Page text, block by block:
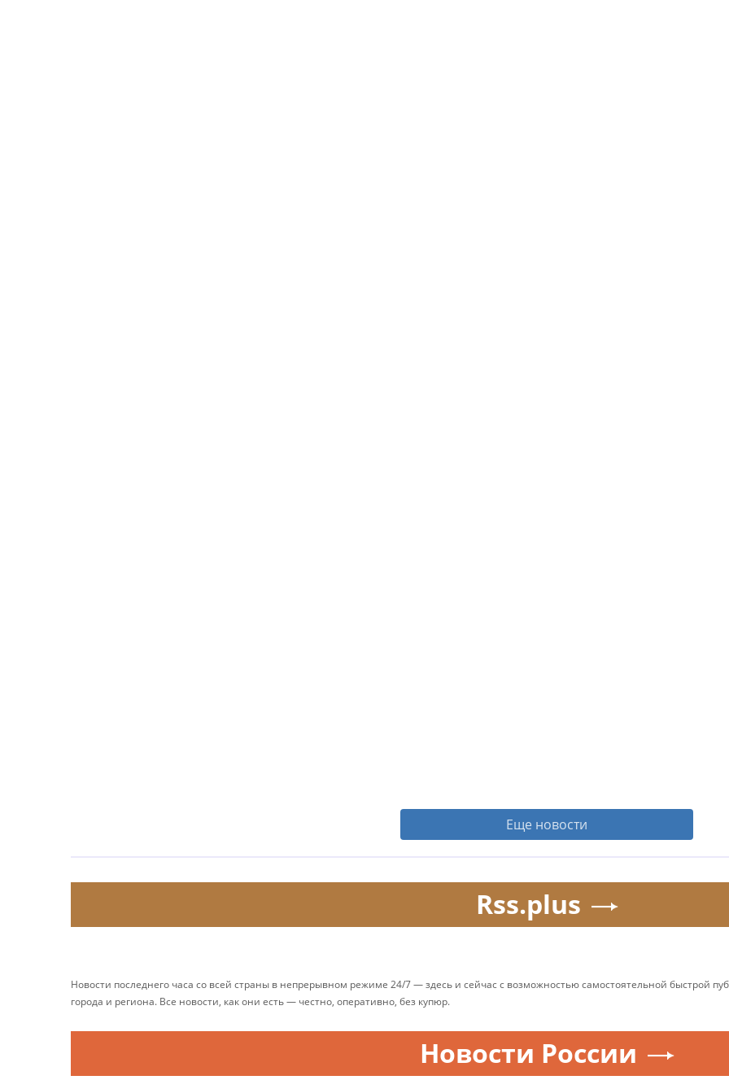
Еще новости
Rss.plus
Новости последнего часа со всей страны в непрерывном режиме 24/7 — здесь и сейчас с возможностью самостоятельной быстрой
города и региона. Все новости, как они есть — честно, оперативно, без купюр.
Новости России